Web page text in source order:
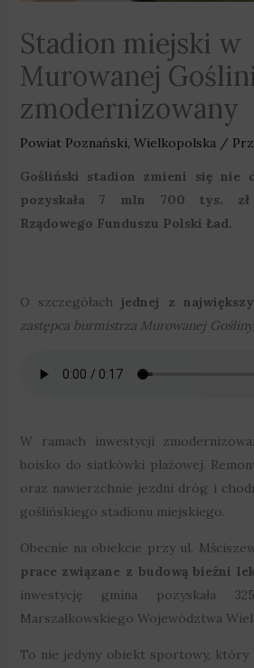
Stadion miejski w
Murowanej
zmodernizowany
Powiat Poznański, Wielkopolska/
Gośliński stadion zmieni się nie
pozyskała 7 mln 700 tys. zł
Rządowego Funduszu Polski Ład.
O szczegółachjednej z
zastępca burmistrza Murowanej
W ramach inwestycji
boisko do siatkówki plażowej.
oraz nawierzchnie jezdni dróg i
goślińskiego stadionu miejskiego.
Obecnie na obiekcie przy ul.
prace związane z budową bieżni
inwestycję gmina pozyskała
Marszałkowskiego Województwa
To nie jedyny obiekt sportowy, który